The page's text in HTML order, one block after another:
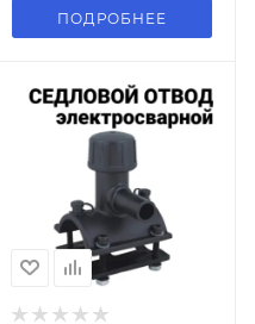
ПОДРОБНЕЕ